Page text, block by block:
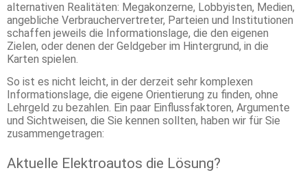
alternativen Realitäten: Megakonzerne, Lobbyisten, Medien,
angebliche Verbrauchervertreter, Parteien und Institutionen
schaffen jeweils die Informationslage, die den eigenen
Zielen, oder denen der Geldgeber im Hintergrund, in die
Karten spielen.
So ist es nicht leicht, in der derzeit sehr komplexen
Informationslage, die eigene Orientierung zu finden, ohne
Lehrgeld zu bezahlen. Ein paar Einflussfaktoren, Argumente
und Sichtweisen, die Sie kennen sollten, haben wir für Sie
zusammengetragen:
Aktuelle Elektroautos die Lösung?